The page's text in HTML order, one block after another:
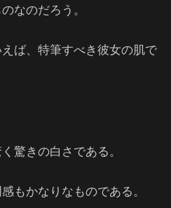
なのだろう。
ば、特筆すべき彼女の肌で
驚きの白さである。
もかなりなものである。